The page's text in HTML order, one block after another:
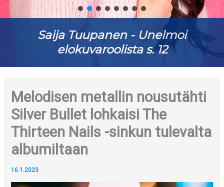
Saija Tuupanen - Unelmoi
elokuvaroolista s. 12
Melodisen metallin nousutähti
Silver Bullet lohkaisi The
Thirteen Nails -sinkun tulevalta
albumiltaan
16.1.2023